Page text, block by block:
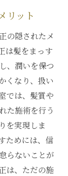
毛矯正
える縮毛
の選択
ジケアの
能性
美髪プラ
リット
の隠されたメ
は髪をまっす
、潤いを保つ
くなり、扱い
では、髪質や
た施術を行う
を実現しま
ためには、信
らないことが
は、ただの施